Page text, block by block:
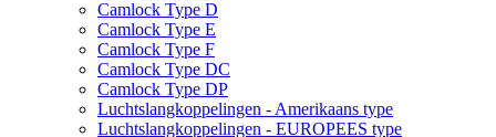
Camlock Type D
Camlock Type E
Camlock Type F
Camlock Type DC
Camlock Type DP
Luchtslangkoppelingen - Amerikaans type
Luchtslangkoppelingen - EUROPEES type